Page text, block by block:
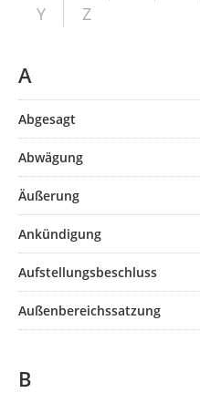
Y
Z
A
Abgesagt
Abwägung
Äußerung
Ankündigung
Aufstellungsbeschluss
Außenbereichssatzung
B